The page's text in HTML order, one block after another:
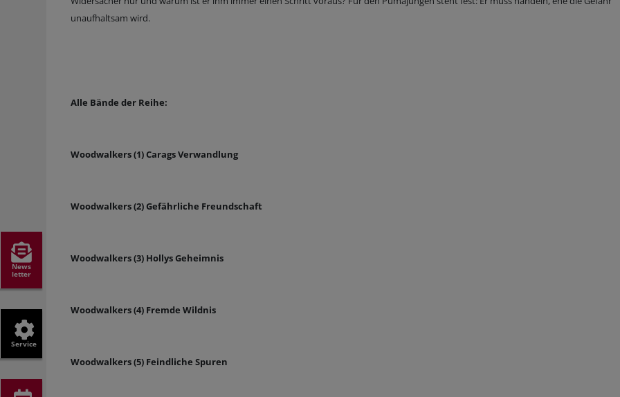
News
letter
Service
unaufhaltsam wird.
Alle Bände der Reihe:
Woodwalkers (1) Carags Verwandlung
Woodwalkers (2) Gefährliche Freundschaft
Woodwalkers (3) Hollys Geheimnis
Woodwalkers (4) Fremde Wildnis
Woodwalkers (5) Feindliche Spuren